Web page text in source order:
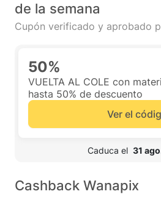
de la semana
Cupón verificado y aprobado
50%
VUELTA AL COLE con
hasta 50% de descuento
Ver el
Caduca el 31
Cashback Wanapix